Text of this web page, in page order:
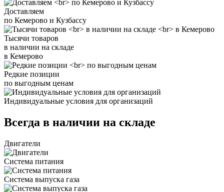
Доставляем
по Кемерово и Кузбассу
Тысячи товаров
в наличии на складе
в Кемерово
Редкие позиции
по выгодным ценам
Индивидуальные условия для организаций
Всегда в наличии на складе
Двигатели
Система питания
Система выпуска газа